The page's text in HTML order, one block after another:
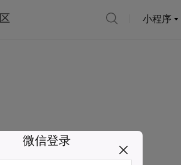
小程序
微信登录